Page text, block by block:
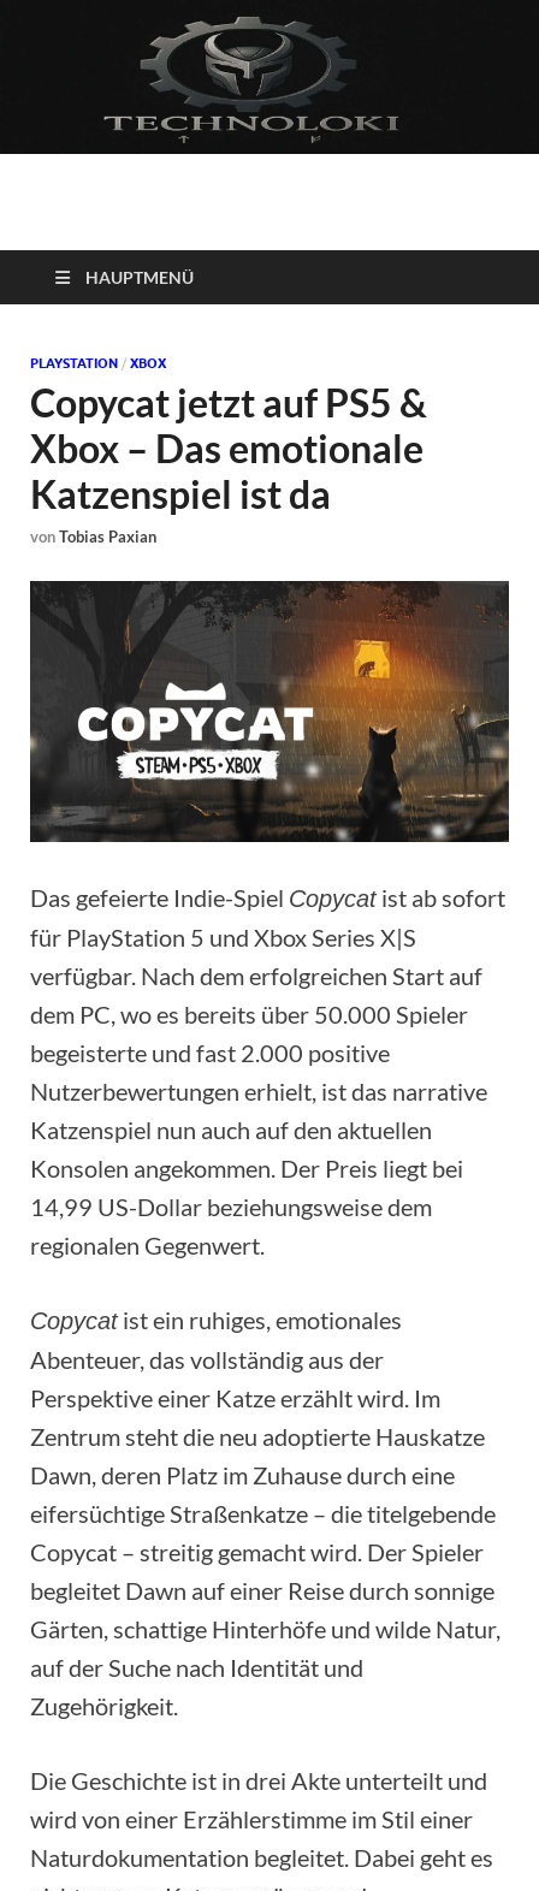
Technoloki: Gaming
und Entertainment
News
Blockbuster, Indie-Perlen und Retro-Klassiker.
HAUPTMENÜ
PLAYSTATION / XBOX
Copycat jetzt auf PS5 &
Xbox – Das emotionale
Katzenspiel ist da
vonTobias Paxian
Das gefeierte Indie-Spiel Copycatist ab sofort
für PlayStation 5 und Xbox Series X|S
verfügbar. Nach dem erfolgreichen Start auf
dem PC, wo es bereits über 50.000 Spieler
begeisterte und fast 2.000 positive
Nutzerbewertungen erhielt, ist das narrative
Katzenspiel nun auch auf den aktuellen
Konsolen angekommen. Der Preis liegt bei
14,99 US-Dollar beziehungsweise dem
regionalen Gegenwert.
Copycatist ein ruhiges, emotionales
Abenteuer, das vollständig aus der
Perspektive einer Katze erzählt wird. Im
Zentrum steht die neu adoptierte Hauskatze
Dawn, deren Platz im Zuhause durch eine
eifersüchtige Straßenkatze – die titelgebende
Copycat – streitig gemacht wird. Der Spieler
begleitet Dawn auf einer Reise durch sonnige
Gärten, schattige Hinterhöfe und wilde Natur,
auf der Suche nach Identität und
Zugehörigkeit.
Die Geschichte ist in drei Akte unterteilt und
wird von einer Erzählerstimme im Stil einer
Naturdokumentation begleitet. Dabei geht es